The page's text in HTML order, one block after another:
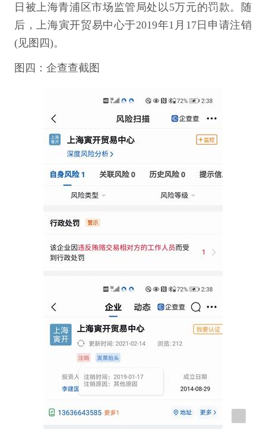
日被上海青浦区市场监管局处以5万元的罚款。随
后，上海寅开贸易中心于2019年1月17日申请注销
(见图四)。
图四：企查查截图